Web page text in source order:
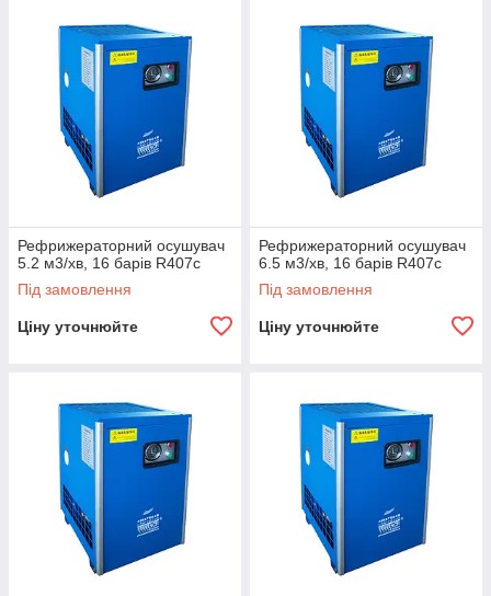
Рефрижераторний осушувач
5.2 м3/хв, 16 барів R407c
Під замовлення
Ціну уточнюйте
Рефрижераторний осушувач
6.5 м3/хв, 16 барів R407c
Під замовлення
Ціну уточнюйте